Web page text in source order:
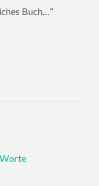
Buch…“